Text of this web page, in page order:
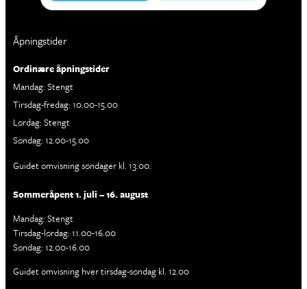
Åpningstider
Ordinære åpningstider
Mandag: Stengt
Tirsdag-fredag: 10.00-15.00
Lørdag: Stengt
Søndag: 12.00-15.00
Guidet omvisning søndager kl. 13.00.
Sommeråpent 1. juli – 16. august
Mandag: Stengt
Tirsdag-lørdag: 11.00-16.00
Søndag: 12.00-16.00
Guidet omvisning hver tirsdag-søndag kl. 12.00